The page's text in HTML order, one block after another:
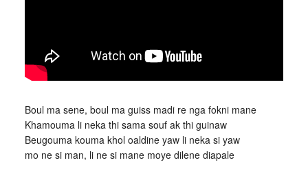
Boul ma sene, boul ma guiss madi re nga fokni mane
Khamouma li neka thi sama souf ak thi guinaw
Beugouma kouma khol oaldine yaw li neka si yaw
mo ne si man, li ne si mane moye dilene diapale